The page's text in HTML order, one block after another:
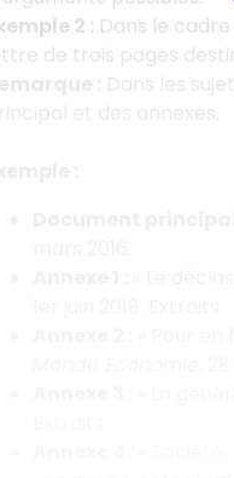
2 : Dans le
de trois pages